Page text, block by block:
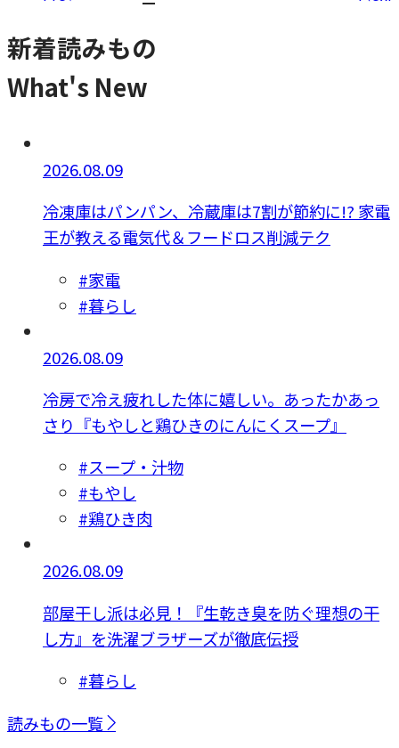
新着読みもの
What's New
2026.08.09
冷凍庫はパンパン、冷蔵庫は7割が節約に!? 家電
王が教える電気代＆フードロス削減テク
#家電
#暮らし
2026.08.09
冷房で冷え疲れした体に嬉しい。あったかあっ
さり『もやしと鶏ひきのにんにくスープ』
#スープ・汁物
#もやし
#鶏ひき肉
2026.08.09
部屋干し派は必見！『生乾き臭を防ぐ理想の干
し方』を洗濯ブラザーズが徹底伝授
#暮らし
読みもの一覧